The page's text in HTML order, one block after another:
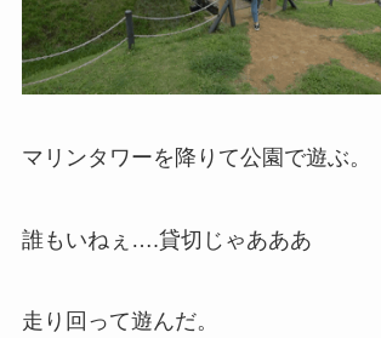
マリンタワーを降りて公園で遊ぶ。
誰もいねぇ….貸切じゃあああ
走り回って遊んだ。